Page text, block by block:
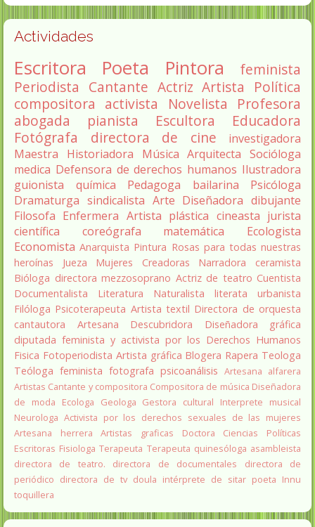
Actividades
Escritora Poeta Pintora
feminista
Periodista Cantante Actriz Artista
Política
compositora activista Novelista
Profesora
abogada
pianista Escultora
Educadora
Fotógrafa
directora de cine
investigadora
Maestra
Historiadora Música Arquitecta Socióloga
medica Defensora de derechos humanos Ilustradora
guionista
química Pedagoga bailarina
Psicóloga
Dramaturga sindicalista Arte Diseñadora dibujante
Filosofa Enfermera Artista plástica cineasta jurista
científica
coreógrafa matemática
Ecologista
Economista Anarquista Pintura Rosas para todas nuestras
heroínas
Jueza Mujeres Creadoras Narradora
ceramista
Bióloga directora mezzosoprano Actriz de teatro Cuentista
Documentalista
Literatura Naturalista literata
urbanista
Filóloga Psicoterapeuta Artista textil Directora de orquesta
cantautora
Artesana Descubridora
Diseñadora gráfica
diputada feminista y activista por los Derechos Humanos
Fisica Fotoperiodista Artista gráfica Blogera Rapera Teologa
Teóloga feminista fotografa psicoanálisis Artesana alfarera
Artistas Cantante y compositora Compositora de música Diseñadora
de moda
Ecologa Geologa Gestora cultural
Interprete musical
Neurologa Activista por los derechos sexuales de las mujeres
Artesana herrera
Artistas graficas
Doctora Ciencias Políticas
Escritoras Fisiologa Terapeuta Terapeuta quinesóloga asambleista
directora de teatro.
directora de documentales
directora de
periódico directora de tv doula intérprete de sitar poeta Innu
toquillera